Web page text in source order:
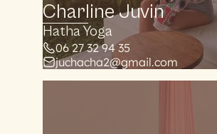
Charline Juvin
Hatha Yoga
06 27 32 94 35
juchacha2@gmail.com